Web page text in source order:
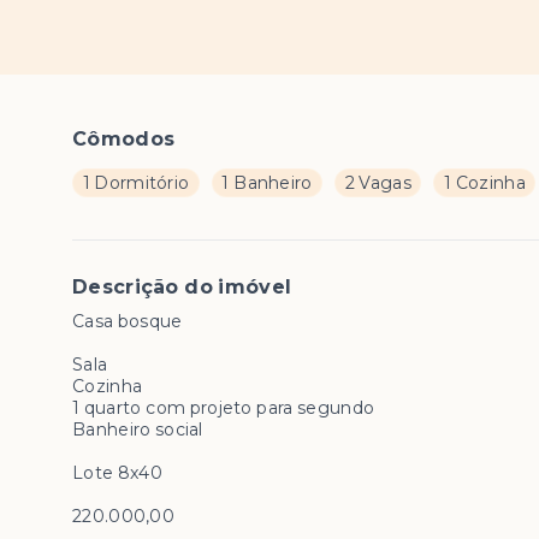
Cômodos
1 Dormitório 1 Banheiro 2 Vagas 1 Cozinha
Descrição do imóvel
Casa bosque
Sala
Cozinha
1 quarto com projeto para segundo
Banheiro social
Lote 8x40
220.000,00